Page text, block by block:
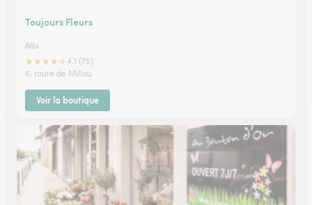
Toujours Fleurs
Albi
★★★★
4.1 (75)
6, route de Millau
Voir la boutique